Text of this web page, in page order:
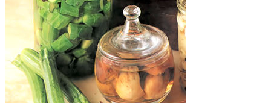
абрикосов
дольками
Компот из алычи
Компот из груш